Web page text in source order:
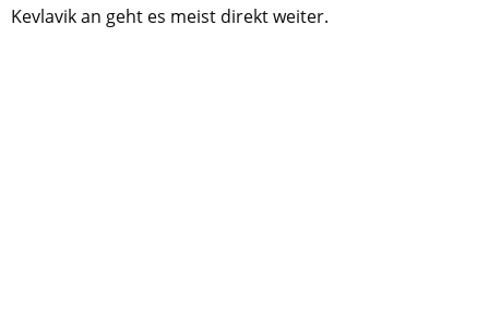
Kevlavik an geht es meist direkt weiter.